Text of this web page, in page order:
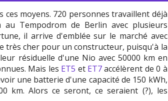
moyens. 720 personnes travaillent déjà
Tempodrom de Berlin avec plusieurs
il arrive d'emblée sur le marché avec
très cher pour un constructeur, puisqu'à la
résiduelle d'une Nio avec 50000 km en
Mais les ET5 et ET7accélèrent de 0 à
une batterie d'une capacité de 150 kWh,
km. Alors ce seront, ce seraient (?), les